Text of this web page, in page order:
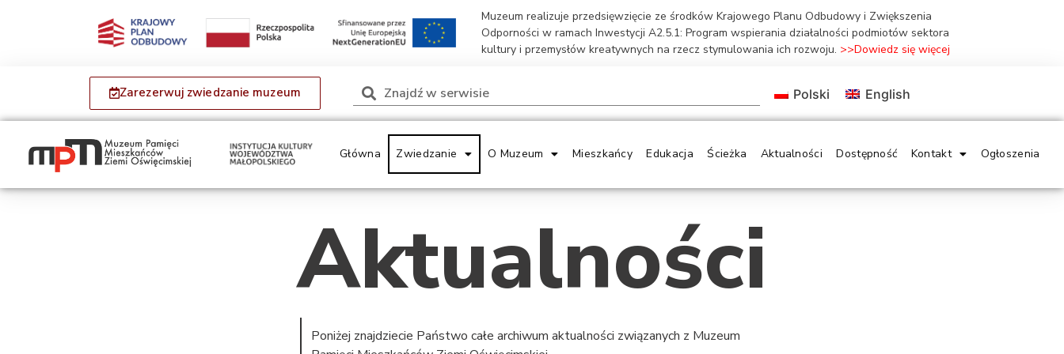
Muzeum realizuje przedsięwzięcie ze środków Krajowego Planu Odbudowy i Zwiększenia
Odporności w ramach Inwestycji A2.5.1: Program wspierania działalności podmiotów sektora
kultury i przemysłów kreatywnych na rzecz stymulowania ich rozwoju. >>Dowiedz się więcej
Zarezerwuj zwiedzanie muzeum Polski English
Główna Zwiedzanie O Muzeum Mieszkańcy Edukacja Ścieżka Aktualności Dostępność Kontakt Ogłoszenia
Aktualności
Poniżej znajdziecie Państwo całe archiwum aktualności związanych z Muzeum